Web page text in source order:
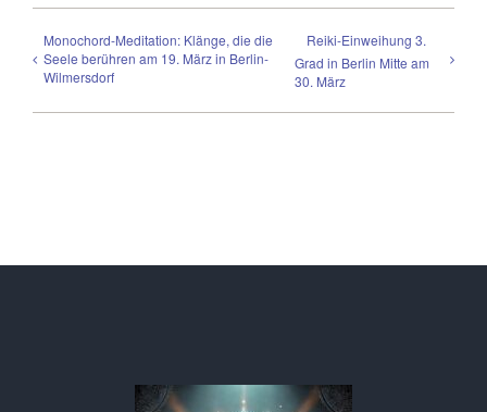
Monochord-Meditation: Klänge, die die
Seele berühren am 19. März in Berlin-
Wilmersdorf
Reiki-Einweihung 3.
Grad in Berlin Mitte am
30. März